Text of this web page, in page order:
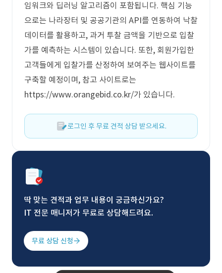
임워크와 딥러닝 알고리즘이 포함됩니다. 핵심 기능
으로는 나라장터 및 공공기관의 API를 연동하여 낙찰
데이터를 활용하고, 과거 투찰 금액을 기반으로 입찰
가를 예측하는 시스템이 있습니다. 또한, 회원가입한
고객들에게 입찰가를 산정하여 보여주는 웹사이트를
구축할 예정이며, 참고 사이트로는
https://www.orangebid.co.kr/가 있습니다.
로그인 후 무료 견적 상담 받으세요.
딱 맞는 견적과 업무 내용이 궁금하신가요?
IT 전문 매니저가 무료로 상담해드려요.
무료 상담 신청